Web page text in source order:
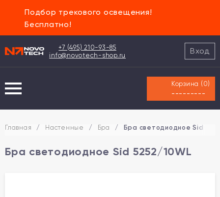
Подбор трекового освещения!
Бесплатно!
+7 (495) 210-93-85
info@novotech-shop.ru
Вход
Корзина ( 0)
---------
Главная / Настенные / Бра / Бра светодиодное Sid
Бра светодиодное Sid 5252/10WL